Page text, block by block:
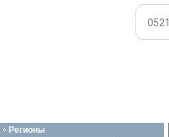
Регионы